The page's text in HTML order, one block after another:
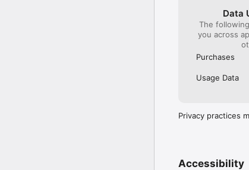
Data
The
you across
Purchases
Usage Data
Privacy practices
Accessibility